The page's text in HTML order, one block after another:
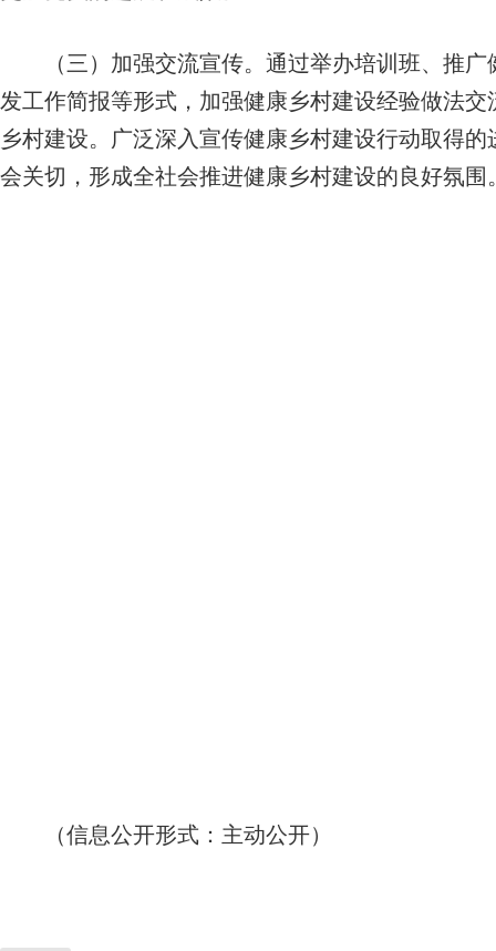
（三）加强交流宣传。 通过举办培训班、推
发工作简报等形式，加强健康乡村建设经验做法
乡村建设。广泛深入宣传健康乡村建设行动取得
会关切，形成全社会推进健康乡村建设的良好氛围
（信息公开形式：主动公开）